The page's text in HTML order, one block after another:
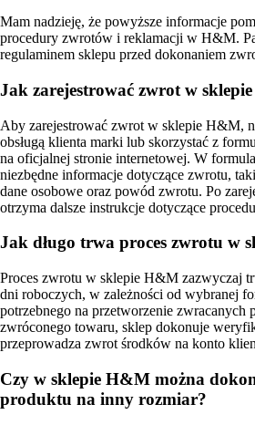
Mam nadzieję, że powyższe informacje
procedury zwrotów i reklamacji w H&M.
regulaminem sklepu przed dokonaniem
Jak zarejestrować zwrot w
Aby zarejestrować zwrot w sklepie H&M,
obsługą klienta marki lub skorzystać z
na oficjalnej stronie internetowej. W
niezbędne informacje dotyczące zwrotu,
dane osobowe oraz powód zwrotu. Po
otrzyma dalsze instrukcje dotyczące
Jak długo trwa proces zwrotu w
Proces zwrotu w sklepie H&M zazwyczaj
dni roboczych, w zależności od wybranej
potrzebnego na przetworzenie zwracanych
zwróconego towaru, sklep dokonuje
przeprowadza zwrot środków na konto
Czy w sklepie H&M można
produktu na inny rozmiar?